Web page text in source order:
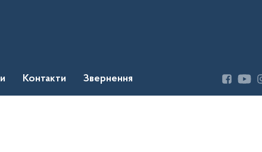
Контакти Звернення